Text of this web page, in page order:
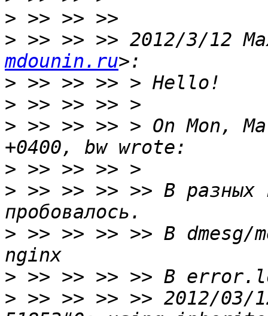
>
> >> >> >> 2012/3/12
mdounin.ru
>
>
> >> >> >> > On Mon,
>
> >> >> >> >> В разных
> >> >> >> >> В dmesg/
>
> >> >> >> >> 2012/